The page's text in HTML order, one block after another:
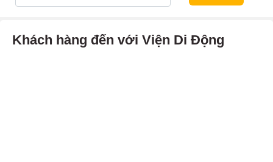
Khách hàng đến với Viện Di Động